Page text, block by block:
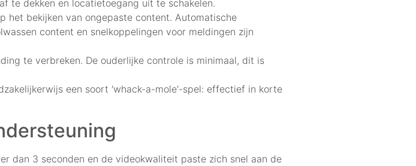
te dekken en locatietoegang uit te schakelen.
het bekijken van ongepaste content. Automatische
content en snelkoppelingen voor meldingen zijn
te verbreken. De ouderlijke controle is minimaal, dit is
een soort 'whack-a-mole'-spel: effectief in korte
dan 3 seconden en de videokwaliteit paste zich snel aan de